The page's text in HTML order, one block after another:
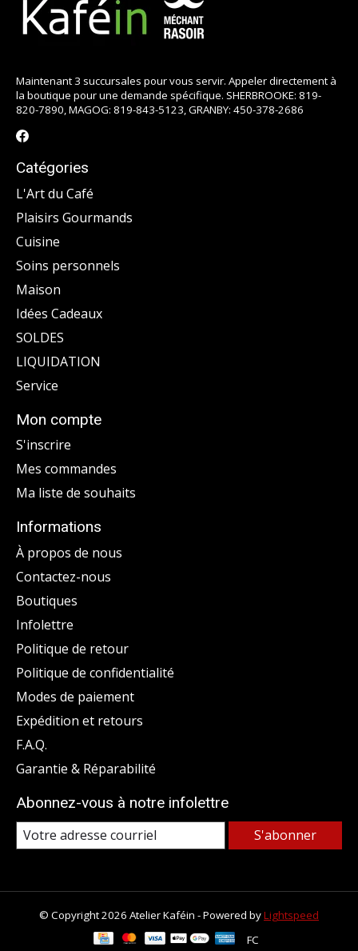
Maintenant 3 succursales pour vous servir. Appeler directement à
la boutique pour une demande spécifique. SHERBROOKE: 819-
820-7890, MAGOG: 819-843-5123, GRANBY: 450-378-2686
Catégories
L'Art du Café
Plaisirs Gourmands
Cuisine
Soins personnels
Maison
Idées Cadeaux
SOLDES
LIQUIDATION
Service
Mon compte
S'inscrire
Mes commandes
Ma liste de souhaits
Informations
À propos de nous
Contactez-nous
Boutiques
Infolettre
Politique de retour
Politique de confidentialité
Modes de paiement
Expédition et retours
F.A.Q.
Garantie & Réparabilité
Abonnez-vous à notre infolettre
S'abonner
© Copyright 2026 Atelier Kaféin - Powered byLightspeed
FC